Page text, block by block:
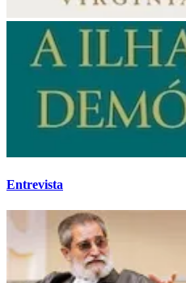
Entrevista